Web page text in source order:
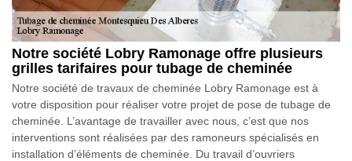
Notre société Lobry Ramonage offre plusieurs
grilles tarifaires pour tubage de cheminée
Notre société de travaux de cheminée Lobry Ramonage est à
votre disposition pour réaliser votre projet de pose de tubage de
cheminée. L’avantage de travailler avec nous, c’est que nos
interventions sont réalisées par des ramoneurs spécialisés en
installation d’éléments de cheminée. Du travail d’ouvriers